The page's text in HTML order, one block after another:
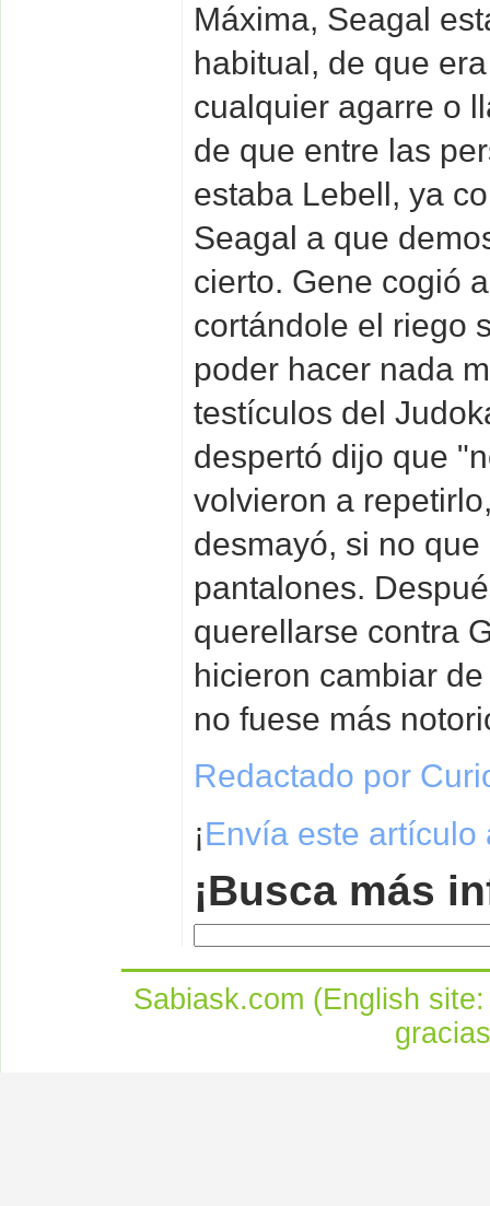
Máxima, Seagal
habitual, de que
cualquier agarre o
de que entre las
estaba Lebell, ya
Seagal a que
cierto. Gene cogió
cortándole el riego
poder hacer nada
testículos del
despertó dijo que
volvieron a
desmayó, si no
pantalones.
querellarse contra
hicieron cambiar
no fuese más
Redactado por
¡Envía este artículo
¡Busca más
Sabiask.com (English